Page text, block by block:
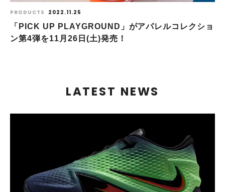
PRODUCTS 2022.11.25
「PICK UP PLAYGROUND」がアパレルコレクショ
ン第4弾を11月26日(土)発売！
LATEST NEWS